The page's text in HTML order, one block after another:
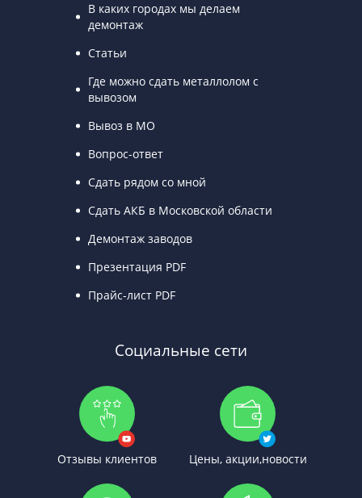
В каких городах мы делаем
демонтаж
Статьи
Где можно сдать металлолом с
вывозом
Вывоз в МО
Вопрос-ответ
Сдать рядом со мной
Сдать АКБ в Московской области
Демонтаж заводов
Презентация PDF
Прайс-лист PDF
Социальные сети
Отзывы клиентов Цены, акции,новости